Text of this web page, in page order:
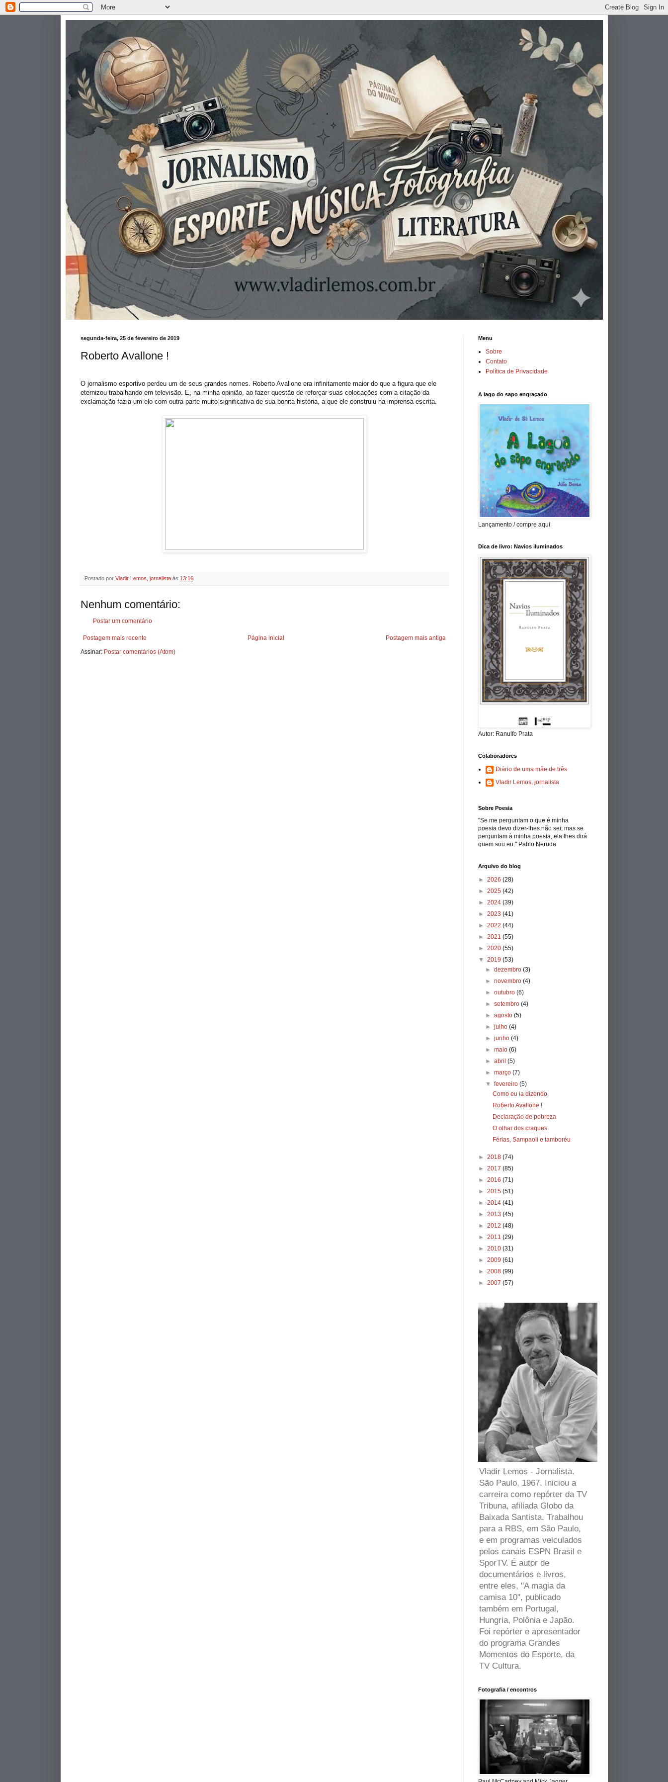
segunda-feira, 25 de fevereiro de 2019
Roberto Avallone !
O jornalismo esportivo perdeu um de seus grandes nomes. Roberto Avallone era infinitamente maior do que a figura que ele
eternizou trabalhando em televisão. E, na minha opinião, ao fazer questão de reforçar suas colocações com a citação da
exclamação fazia um elo com outra parte muito significativa de sua bonita história, a que ele construiu na imprensa escrita.
Postado por Vladir Lemos, jornalista às 13:16
Nenhum comentário:
Postar um comentário
Postagem mais recente Postagem mais antiga
Página inicial
Assinar: Postar comentários (Atom)
Menu
Sobre
Contato
Política de Privacidade
A lago do sapo engraçado
Lançamento / compre aqui
Dica de livro: Navios iluminados
Autor: Ranulfo Prata
Colaboradores
Diário de uma mãe de três
Vladir Lemos, jornalista
Sobre Poesia
"Se me perguntam o que é minha
poesia devo dizer-lhes não sei; mas se
perguntam à minha poesia, ela lhes dirá
quem sou eu." Pablo Neruda
Arquivo do blog
► 2026 (28)
► 2025 (42)
► 2024 (39)
► 2023 (41)
► 2022 (44)
► 2021 (55)
► 2020 (55)
▼ 2019 (53)
► dezembro (3)
► novembro (4)
► outubro (6)
► setembro (4)
► agosto (5)
► julho (4)
► junho (4)
► maio (6)
► abril (5)
► março (7)
▼ fevereiro (5)
Como eu ia dizendo
Roberto Avallone !
Declaração de pobreza
O olhar dos craques
Férias, Sampaoli e tamboréu
► 2018 (74)
► 2017 (85)
► 2016 (71)
► 2015 (51)
► 2014 (41)
► 2013 (45)
► 2012 (48)
► 2011 (29)
► 2010 (31)
► 2009 (61)
► 2008 (99)
► 2007 (57)
Vladir Lemos - Jornalista.
São Paulo, 1967. Iniciou a
carreira como repórter da TV
Tribuna, afiliada Globo da
Baixada Santista. Trabalhou
para a RBS, em São Paulo,
e em programas veiculados
pelos canais ESPN Brasil e
SporTV. É autor de
documentários e livros,
entre eles, "A magia da
camisa 10", publicado
também em Portugal,
Hungria, Polônia e Japão.
Foi repórter e apresentador
do programa Grandes
Momentos do Esporte, da
TV Cultura.
Fotografia / encontros